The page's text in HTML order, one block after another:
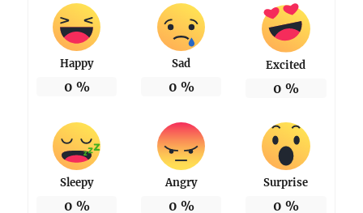
Happy
0 %
Sad
0 %
Excited
0 %
Sleepy
0 %
Angry
0 %
Surprise
0 %